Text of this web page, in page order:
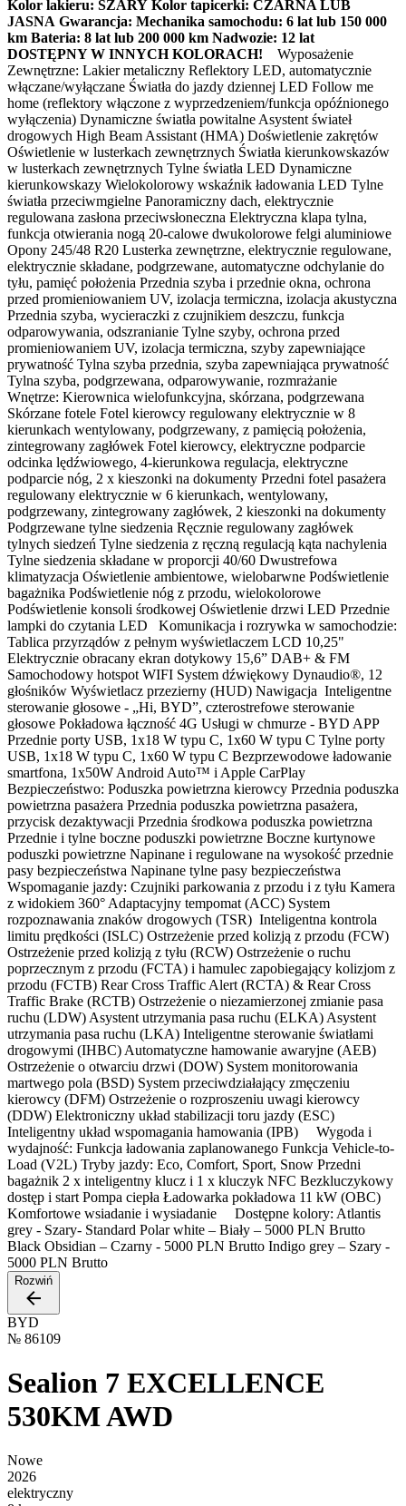
Kolor lakieru: SZARY Kolor tapicerki: CZARNA LUB
JASNA Gwarancja: Mechanika samochodu: 6 lat lub 150 000
km Bateria: 8 lat lub 200 000 km Nadwozie: 12 lat
DOSTĘPNY W INNYCH KOLORACH!
Wyposażenie
Zewnętrzne: Lakier metaliczny Reflektory LED, automatycznie
włączane/wyłączane Światła do jazdy dziennej LED Follow me
home (reflektory włączone z wyprzedzeniem/funkcja opóźnionego
wyłączenia) Dynamiczne światła powitalne Asystent świateł
drogowych High Beam Assistant (HMA) Doświetlenie zakrętów
Oświetlenie w lusterkach zewnętrznych Światła kierunkowskazów
w lusterkach zewnętrznych Tylne światła LED Dynamiczne
kierunkowskazy Wielokolorowy wskaźnik ładowania LED Tylne
światła przeciwmgielne Panoramiczny dach, elektrycznie
regulowana zasłona przeciwsłoneczna Elektryczna klapa tylna,
funkcja otwierania nogą 20-calowe dwukolorowe felgi aluminiowe
Opony 245/48 R20 Lusterka zewnętrzne, elektrycznie regulowane,
elektrycznie składane, podgrzewane, automatyczne odchylanie do
tyłu, pamięć położenia Przednia szyba i przednie okna, ochrona
przed promieniowaniem UV, izolacja termiczna, izolacja akustyczna
Przednia szyba, wycieraczki z czujnikiem deszczu, funkcja
odparowywania, odszranianie Tylne szyby, ochrona przed
promieniowaniem UV, izolacja termiczna, szyby zapewniające
prywatność Tylna szyba przednia, szyba zapewniająca prywatność
Tylna szyba, podgrzewana, odparowywanie, rozmrażanie
Wnętrze: Kierownica wielofunkcyjna, skórzana, podgrzewana
Skórzane fotele Fotel kierowcy regulowany elektrycznie w 8
kierunkach wentylowany, podgrzewany, z pamięcią położenia,
zintegrowany zagłówek Fotel kierowcy, elektryczne podparcie
odcinka lędźwiowego, 4-kierunkowa regulacja, elektryczne
podparcie nóg, 2 x kieszonki na dokumenty Przedni fotel pasażera
regulowany elektrycznie w 6 kierunkach, wentylowany,
podgrzewany, zintegrowany zagłówek, 2 kieszonki na dokumenty
Podgrzewane tylne siedzenia Ręcznie regulowany zagłówek
tylnych siedzeń Tylne siedzenia z ręczną regulacją kąta nachylenia
Tylne siedzenia składane w proporcji 40/60 Dwustrefowa
klimatyzacja Oświetlenie ambientowe, wielobarwne Podświetlenie
bagażnika Podświetlenie nóg z przodu, wielokolorowe
Podświetlenie konsoli środkowej Oświetlenie drzwi LED Przednie
lampki do czytania LED Komunikacja i rozrywka w samochodzie:
Tablica przyrządów z pełnym wyświetlaczem LCD 10,25"
Elektrycznie obracany ekran dotykowy 15,6” DAB+ & FM
Samochodowy hotspot WIFI System dźwiękowy Dynaudio®, 12
głośników Wyświetlacz przezierny (HUD) Nawigacja Inteligentne
sterowanie głosowe - „Hi, BYD”, czterostrefowe sterowanie
głosowe Pokładowa łączność 4G Usługi w chmurze - BYD APP
Przednie porty USB, 1x18 W typu C, 1x60 W typu C Tylne porty
USB, 1x18 W typu C, 1x60 W typu C Bezprzewodowe ładowanie
smartfona, 1x50W Android Auto™ i Apple CarPlay
Bezpieczeństwo: Poduszka powietrzna kierowcy Przednia poduszka
powietrzna pasażera Przednia poduszka powietrzna pasażera,
przycisk dezaktywacji Przednia środkowa poduszka powietrzna
Przednie i tylne boczne poduszki powietrzne Boczne kurtynowe
poduszki powietrzne Napinane i regulowane na wysokość przednie
pasy bezpieczeństwa Napinane tylne pasy bezpieczeństwa
Wspomaganie jazdy: Czujniki parkowania z przodu i z tyłu Kamera
z widokiem 360° Adaptacyjny tempomat (ACC) System
rozpoznawania znaków drogowych (TSR) Inteligentna kontrola
limitu prędkości (ISLC) Ostrzeżenie przed kolizją z przodu (FCW)
Ostrzeżenie przed kolizją z tyłu (RCW) Ostrzeżenie o ruchu
poprzecznym z przodu (FCTA) i hamulec zapobiegający kolizjom z
przodu (FCTB) Rear Cross Traffic Alert (RCTA) & Rear Cross
Traffic Brake (RCTB) Ostrzeżenie o niezamierzonej zmianie pasa
ruchu (LDW) Asystent utrzymania pasa ruchu (ELKA) Asystent
utrzymania pasa ruchu (LKA) Inteligentne sterowanie światłami
drogowymi (IHBC) Automatyczne hamowanie awaryjne (AEB)
Ostrzeżenie o otwarciu drzwi (DOW) System monitorowania
martwego pola (BSD) System przeciwdziałający zmęczeniu
kierowcy (DFM) Ostrzeżenie o rozproszeniu uwagi kierowcy
(DDW) Elektroniczny układ stabilizacji toru jazdy (ESC)
Inteligentny układ wspomagania hamowania (IPB) Wygoda i
wydajność: Funkcja ładowania zaplanowanego Funkcja Vehicle-to-
Load (V2L) Tryby jazdy: Eco, Comfort, Sport, Snow Przedni
bagażnik 2 x inteligentny klucz i 1 x kluczyk NFC Bezkluczykowy
dostęp i start Pompa ciepła Ładowarka pokładowa 11 kW (OBC)
Komfortowe wsiadanie i wysiadanie Dostępne kolory: Atlantis
grey - Szary- Standard Polar white – Biały – 5000 PLN Brutto
Black Obsidian – Czarny - 5000 PLN Brutto Indigo grey – Szary -
5000 PLN Brutto
Rozwiń
BYD
№ 86109
Sealion 7 EXCELLENCE
530KM AWD
Nowe
2026
elektryczny